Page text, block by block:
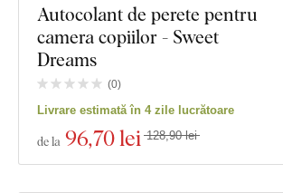
Autocolant de perete pentru
camera copiilor - Sweet
Dreams
(0)
Livrare estimată în 4 zile lucrătoare
de la 96,70 lei 128,90 lei